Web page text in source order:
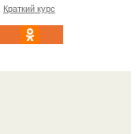
Краткий курс